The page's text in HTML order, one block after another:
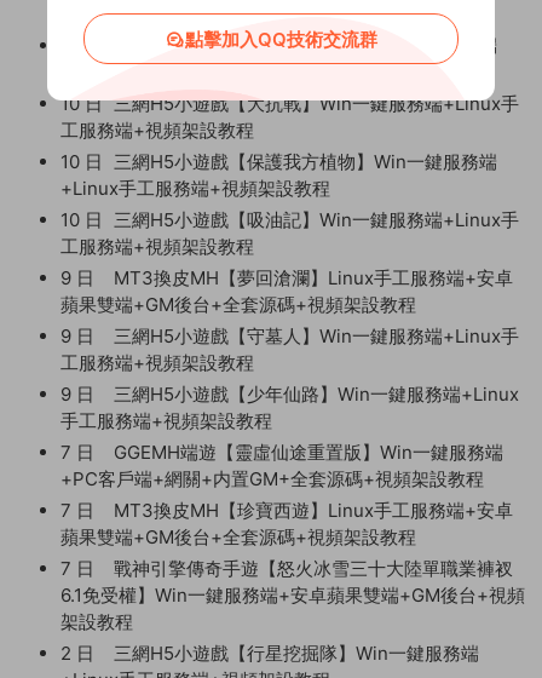
架設教程
10 日
三網H5小遊戲【三國守衛塔防】Win一鍵服務端
+Linux手工服務端+視頻架設教程
10 日 三網H5小遊戲【大抗戰】Win一鍵服務端+Linux手
工服務端+視頻架設教程
10 日 三網H5小遊戲【保護我方植物】Win一鍵服務端
+Linux手工服務端+視頻架設教程
10 日 三網H5小遊戲【吸油記】Win一鍵服務端+Linux手
工服務端+視頻架設教程
9 日
MT3換皮MH【夢回滄瀾】Linux手工服務端+安卓
蘋果雙端+GM後台+全套源碼+視頻架設教程
9 日
三網H5小遊戲【守墓人】Win一鍵服務端+Linux手
工服務端+視頻架設教程
9 日
三網H5小遊戲【少年仙路】Win一鍵服務端+Linux
手工服務端+視頻架設教程
7 日
GGEMH端遊【靈虛仙途重置版】Win一鍵服務端
+PC客戶端+網關+内置GM+全套源碼+視頻架設教程
7 日
MT3換皮MH【珍寶西遊】Linux手工服務端+安卓
蘋果雙端+GM後台+全套源碼+視頻架設教程
7 日
戰神引擎傳奇手遊【怒火冰雪三十大陸單職業褲衩
6.1免受權】Win一鍵服務端+安卓蘋果雙端+GM後台+視頻
架設教程
2 日
三網H5小遊戲【行星挖掘隊】Win一鍵服務端
點擊加入QQ技術交流群